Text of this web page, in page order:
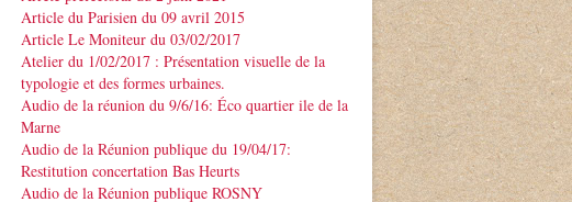
Article du Parisien du 09 avril 2015
Article Le Moniteur du 03/02/2017
Atelier du 1/02/2017 : Présentation visuelle de la
typologie et des formes urbaines.
Audio de la réunion du 9/6/16: Éco quartier ile de la
Marne
Audio de la Réunion publique du 19/04/17:
Restitution concertation Bas Heurts
Audio de la Réunion publique ROSNY